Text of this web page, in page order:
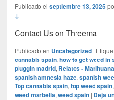
Publicado el septiembre 13, 2025
↓
Contact Us on Threema
Publicado en Uncategorized |
cannabis spain, how to get weed in
pluggin madrid, Relatos -
spanish amnesia haze, spanish
Top cannabis spain, top weed spain,
weed marbella, weed spain | Deja